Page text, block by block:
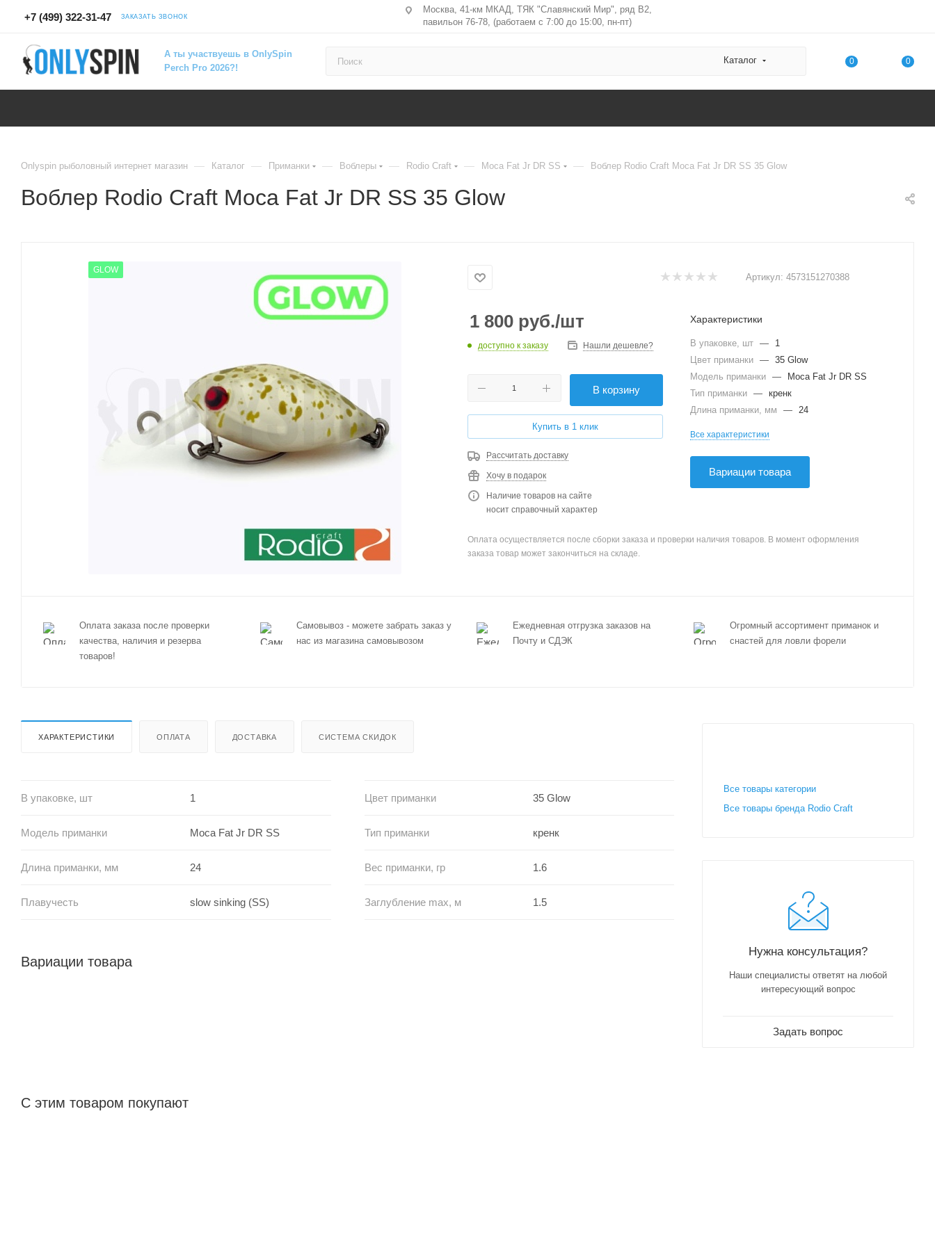
+7 (499) 322-31-47 ЗАКАЗАТЬ ЗВОНОК
Москва, 41-км МКАД, ТЯК "Славянский Мир", ряд В2,
павильон 76-78, (работаем с 7:00 до 15:00, пн-пт)
А ты участвуешь в OnlySpin
Perch Pro 2026?!
Каталог 0 0
Onlyspin рыболовный интернет магазин — Каталог — Приманки — Воблеры — Rodio Craft — Moca Fat Jr DR SS — Воблер Rodio Craft Moca Fat Jr DR SS 35 Glow
Воблер Rodio Craft Moca Fat Jr DR SS 35 Glow
GLOW
Артикул: 4573151270388
1 800 руб./шт
доступно к заказу Нашли дешевле?
В корзину
Купить в 1 клик
Рассчитать доставку
Хочу в подарок
Наличие товаров на сайте
носит справочный характер
Характеристики
В упаковке, шт —
1
Цвет приманки — 35 Glow
Модель приманки —
Moca Fat Jr DR SS
Тип приманки — кренк
Длина приманки, мм
— 24
Все характеристики
Вариации товара
Оплата осуществляется после сборки заказа и проверки наличия товаров. В момент оформления
заказа товар может закончиться на складе.
Оплата заказа после проверки
качества, наличия и резерва
товаров!
Самовывоз - можете забрать заказ у
нас из магазина самовывозом
Ежедневная отгрузка заказов на
Почту и СДЭК
Огромный ассортимент приманок и
снастей для ловли форели
ХАРАКТЕРИСТИКИ ОПЛАТА ДОСТАВКА СИСТЕМА СКИДОК
В упаковке, шт 1 Цвет приманки 35 Glow
Модель приманки Moca Fat Jr DR SS Тип приманки кренк
Длина приманки, мм 24 Вес приманки, гр 1.6
Плавучесть slow sinking (SS) Заглубление max, м 1.5
Вариации товара
С этим товаром покупают
Все товары категории
Все товары бренда Rodio Craft
Нужна консультация?
Наши специалисты ответят на любой
интересующий вопрос
Задать вопрос